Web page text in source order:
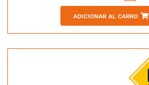
ADICIONAR AL CARRO